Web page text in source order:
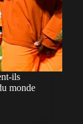
ils
monde